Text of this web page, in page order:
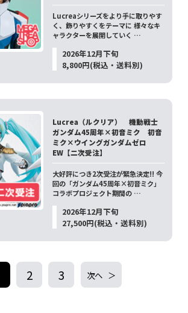
Lucreaシリーズをより手に取りやす
く、飾りやすくをテーマに 様々なキ
ャラクターを展開していく …
2026年12月下旬
8,800円(税込・送料別)
Lucrea（ルクリア） 機動戦士
ガンダム45周年×初音ミク 初音
ミク×ウイングガンダムゼロ
EW【二次受注】
大好評につき2次受注が緊急決定!! 今
回の「ガンダム45周年×初音ミク」
コラボプロジェクト期間の …
2026年12月下旬
27,500円(税込・送料別)
2 3 次へ